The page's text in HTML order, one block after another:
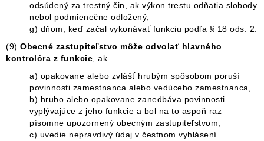
odsúdený za trestný čin, ak výkon trestu odňatia slobody
nebol podmienečne odložený,
g) dňom, keď začal vykonávať funkciu podľa § 18 ods. 2.
(9) Obecné zastupiteľstvo môže odvolať hlavného
kontrolóra z funkcie , ak
a) opakovane alebo zvlášť hrubým spôsobom poruší
povinnosti zamestnanca alebo vedúceho zamestnanca,
b) hrubo alebo opakovane zanedbáva povinnosti
vyplývajúce z jeho funkcie a bol na to aspoň raz
písomne upozornený obecným zastupiteľstvom,
c) uvedie nepravdivý údaj v čestnom vyhlásení